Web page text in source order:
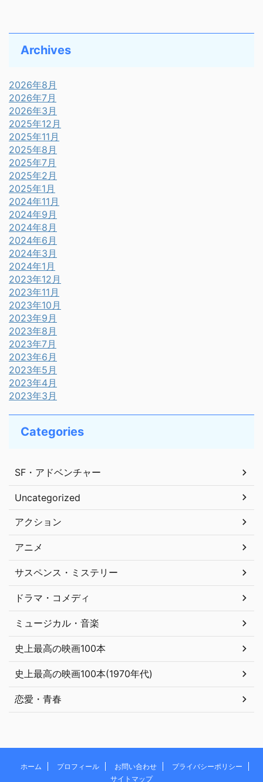
Archives
2026年8月
2026年7月
2026年3月
2025年12月
2025年11月
2025年8月
2025年7月
2025年2月
2025年1月
2024年11月
2024年9月
2024年8月
2024年6月
2024年3月
2024年1月
2023年12月
2023年11月
2023年10月
2023年9月
2023年8月
2023年7月
2023年6月
2023年5月
2023年4月
2023年3月
Categories
SF・アドベンチャー
Uncategorized
アクション
アニメ
サスペンス・ミステリー
ドラマ・コメディ
ミュージカル・音楽
史上最高の映画100本
史上最高の映画100本(1970年代)
恋愛・青春
ホーム プロフィール お問い合わせ
プライバシーポリシー
サイトマップ